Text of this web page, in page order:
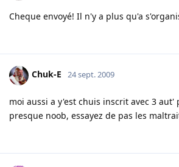
Cheque envoyé! Il n'y a plus qu'a
Chuk-E 24 sept. 2009
moi aussi a y'est chuis inscrit avec 3 aut'
presque noob, essayez de pas les